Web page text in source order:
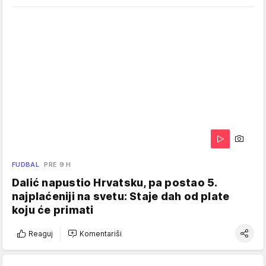
FUDBAL PRE 9 H
Dalić napustio Hrvatsku, pa postao 5.
najplaćeniji na svetu: Staje dah od plate
koju će primati
Reaguj Komentariši